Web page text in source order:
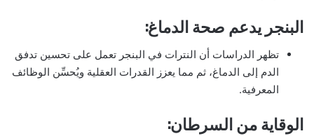
البنجر يدعم صحة الدماغ:
تظهر الدراسات أن النترات في البنجر تعمل على تحسين تدفق
الدم إلى الدماغ، ثم مما يعزز القدرات العقلية ويُحسِّن الوظائف
المعرفية.
الوقاية من السرطان: